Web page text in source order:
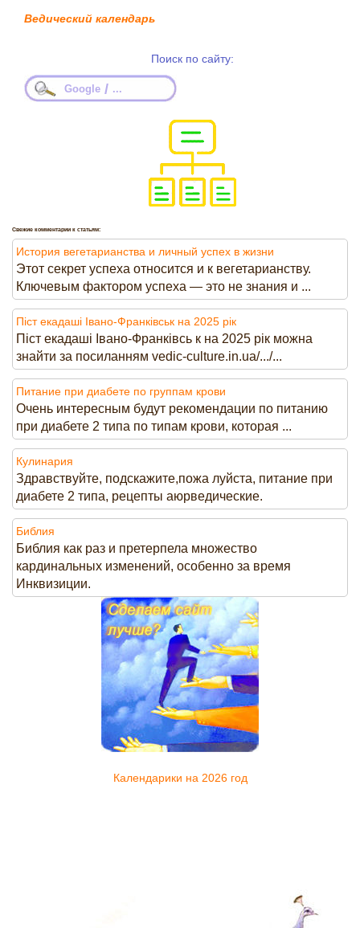
Ведический календарь
Поиск по сайту:
Google / ...
Свежие комментарии к статьям:
История вегетарианства и личный успех в жизни
Этот секрет успеха относится и к вегетарианству.
Ключевым фактором успеха — это не знания и ...
Піст екадаші Івано-Франківськ на 2025 рік
Піст екадаші Івано-Франківсь к на 2025 рік можна
знайти за посиланням vedic-culture.in.ua/.../...
Питание при диабете по группам крови
Очень интересным будут рекомендации по питанию
при диабете 2 типа по типам крови, которая ...
Кулинария
Здравствуйте, подскажите,пожа луйста, питание при
диабете 2 типа, рецепты аюрведические.
Библия
Библия как раз и претерпела множество
кардинальных изменений, особенно за время
Инквизиции.
Календарики на 2026 год